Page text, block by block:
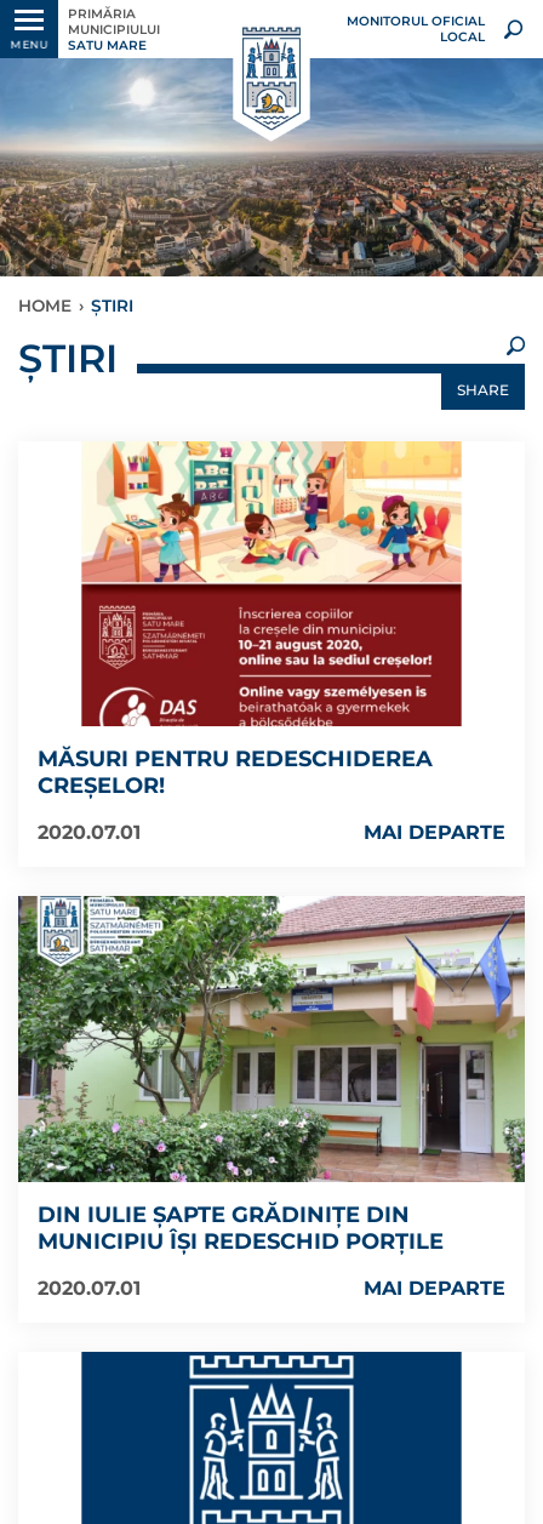
MENU
PRIMĂRIA
MUNICIPIULUI
SATU MARE
MONITORUL OFICIAL
LOCAL
HOME › ȘTIRI
×
ȘTIRI
SHARE
MĂSURI PENTRU REDESCHIDEREA
CREȘELOR!
2020.07.01 MAI DEPARTE
DIN IULIE ȘAPTE GRĂDINIȚE DIN
MUNICIPIU ÎȘI REDESCHID PORȚILE
2020.07.01 MAI DEPARTE